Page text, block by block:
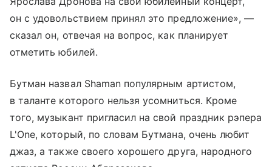
он с удовольствием принял это предложение», —
сказал он, отвечая на вопрос, как планирует
отметить юбилей.
Бутман назвал Shaman популярным артистом,
в таланте которого нельзя усомниться. Кроме
того, музыкант пригласил на свой праздник рэпера
L'One, который, по словам Бутмана, очень любит
джаз, а также своего хорошего друга, народного